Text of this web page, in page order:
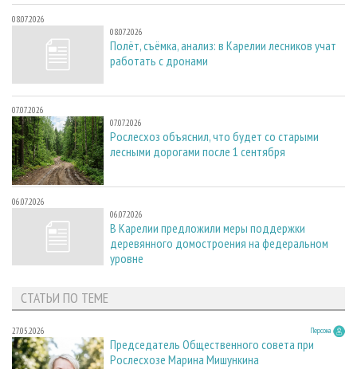
08.07.2026
08.07.2026
Полёт, съёмка, анализ: в Карелии лесников учат
работать с дронами
07.07.2026
07.07.2026
Рослесхоз объяснил, что будет со старыми
лесными дорогами после 1 сентября
06.07.2026
06.07.2026
В Карелии предложили меры поддержки
деревянного домостроения на федеральном
уровне
СТАТЬИ ПО ТЕМЕ
27.05.2026 Персона
Председатель Общественного совета при
Рослесхозе Марина Мишункина